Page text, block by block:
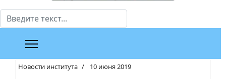
Поиск
Новости института 10 июня 2019